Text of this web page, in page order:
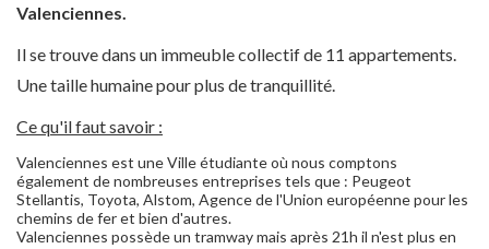
Valenciennes.
Il se trouve dans un immeuble collectif de 11 appartements.
Une taille humaine pour plus de tranquillité.
Ce qu'il faut savoir :
Valenciennes est une Ville étudiante où nous comptons
également de nombreuses entreprises tels que : Peugeot
Stellantis, Toyota, Alstom, Agence de l'Union européenne pour les
chemins de fer et bien d'autres.
Valenciennes possède un tramway mais après 21h il n'est plus en